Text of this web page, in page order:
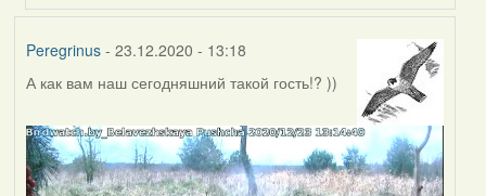
Peregrinus- 23.12.2020 - 13:18
А как вам наш сегодняшний такой гость!? ))